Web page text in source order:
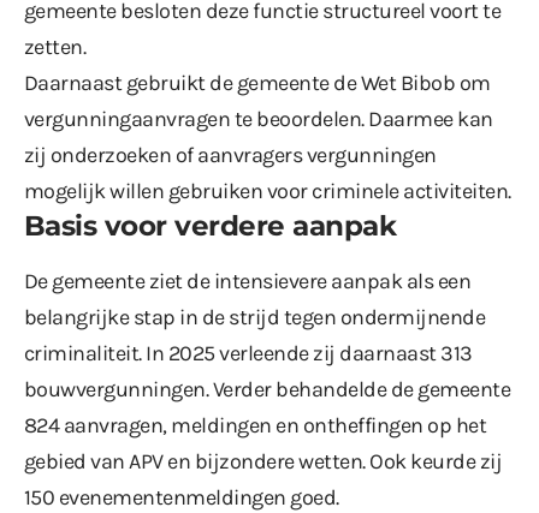
gemeente besloten deze functie structureel voort te
zetten.
Daarnaast gebruikt de gemeente de Wet Bibob om
vergunningaanvragen te beoordelen. Daarmee kan
zij onderzoeken of aanvragers vergunningen
mogelijk willen gebruiken voor criminele activiteiten.
Basis voor verdere aanpak
De gemeente ziet de intensievere aanpak als een
belangrijke stap in de strijd tegen ondermijnende
criminaliteit. In 2025 verleende zij daarnaast 313
bouwvergunningen. Verder behandelde de gemeente
824 aanvragen, meldingen en ontheffingen op het
gebied van APV en bijzondere wetten. Ook keurde zij
150 evenementenmeldingen goed.